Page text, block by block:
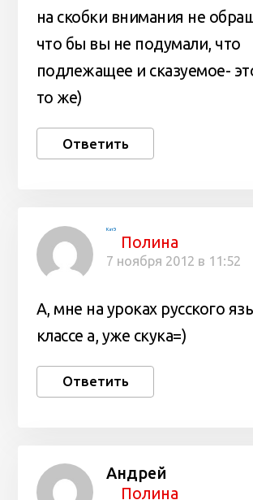
на скобки внимания не
что бы вы не подумали, что
подлежащее и сказуемое-
то же)
Ответить
КатЭ
Полина
7 ноября 2012 в 11:52
А, мне на уроках русского
классе а, уже скука=)
Ответить
Андрей
Полина